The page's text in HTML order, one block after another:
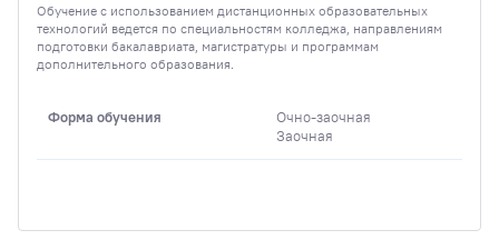
Обучение с использованием дистанционных образовательных
технологий ведется по специальностям колледжа, направлениям
подготовки бакалавриата, магистратуры и программам
дополнительного образования.
Форма обучения
Очно-заочная
Заочная